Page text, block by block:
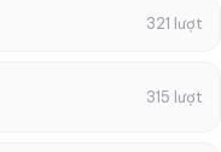
321 lượt
315 lượt